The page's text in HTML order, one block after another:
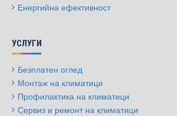
Енергийна ефективност
УСЛУГИ
Безплатен оглед
Монтаж на климатици
Профилактика на климатици
Сервиз и ремонт на климатици